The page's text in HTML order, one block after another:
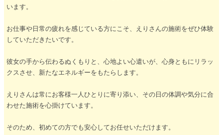
います。
お仕事や日常の疲れを感じている方にこそ、えりさんの施術をぜひ体験
していただきたいです。
彼女の手から伝わるぬくもりと、心地よい心遣いが、心身ともにリラッ
クスさせ、新たなエネルギーをもたらします。
えりさんは常にお客様一人ひとりに寄り添い、その日の体調や気分に合
わせた施術を心掛けています。
そのため、初めての方でも安心してお任せいただけます。